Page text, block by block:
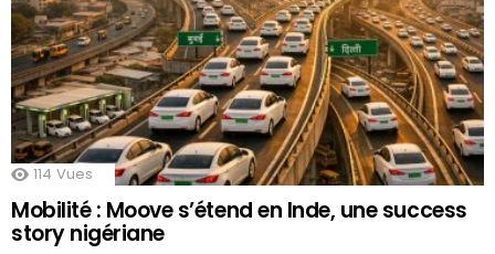
114 Vues
Mobilité : Moove s’étend en Inde, une success
story nigériane